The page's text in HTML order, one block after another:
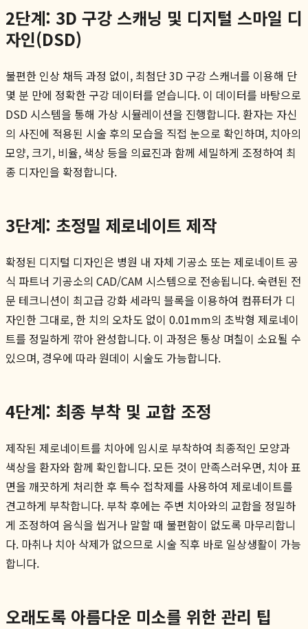
2단계: 3D 구강 스캐닝 및 디지털 스마일 디
자인(DSD)
불편한 인상 채득 과정 없이, 최첨단 3D 구강 스캐너를 이용해 단
몇 분 만에 정확한 구강 데이터를 얻습니다. 이 데이터를 바탕으로
DSD 시스템을 통해 가상 시뮬레이션을 진행합니다. 환자는 자신
의 사진에 적용된 시술 후의 모습을 직접 눈으로 확인하며, 치아의
모양, 크기, 비율, 색상 등을 의료진과 함께 세밀하게 조정하여 최
종 디자인을 확정합니다.
3단계: 초정밀 제로네이트 제작
확정된 디지털 디자인은 병원 내 자체 기공소 또는 제로네이트 공
식 파트너 기공소의 CAD/CAM 시스템으로 전송됩니다. 숙련된 전
문 테크니션이 최고급 강화 세라믹 블록을 이용하여 컴퓨터가 디
자인한 그대로, 한 치의 오차도 없이 0.01mm의 초박형 제로네이
트를 정밀하게 깎아 완성합니다. 이 과정은 통상 며칠이 소요될 수
있으며, 경우에 따라 원데이 시술도 가능합니다.
4단계: 최종 부착 및 교합 조정
제작된 제로네이트를 치아에 임시로 부착하여 최종적인 모양과
색상을 환자와 함께 확인합니다. 모든 것이 만족스러우면, 치아 표
면을 깨끗하게 처리한 후 특수 접착제를 사용하여 제로네이트를
견고하게 부착합니다. 부착 후에는 주변 치아와의 교합을 정밀하
게 조정하여 음식을 씹거나 말할 때 불편함이 없도록 마무리합니
다. 마취나 치아 삭제가 없으므로 시술 직후 바로 일상생활이 가능
합니다.
오래도록 아름다운 미소를 위한 관리 팁